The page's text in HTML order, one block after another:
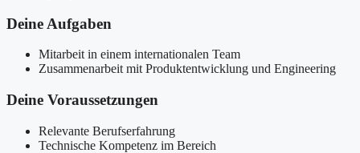
Deine Aufgaben
Mitarbeit in einem internationalen Team
Zusammenarbeit mit Produktentwicklung und Engineering
Deine Voraussetzungen
Relevante Berufserfahrung
Technische Kompetenz im Bereich